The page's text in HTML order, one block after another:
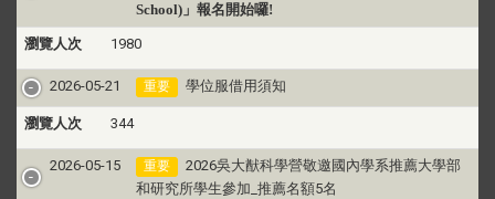
School)」 報名開始囉!
瀏覽人次 1980
2026-05-21 重要 學位服借用須知
瀏覽人次 344
2026-05-15 重要
2026吳大猷科學營敬邀國內學系推薦大學部
和研究所學生參加_推薦名額5名